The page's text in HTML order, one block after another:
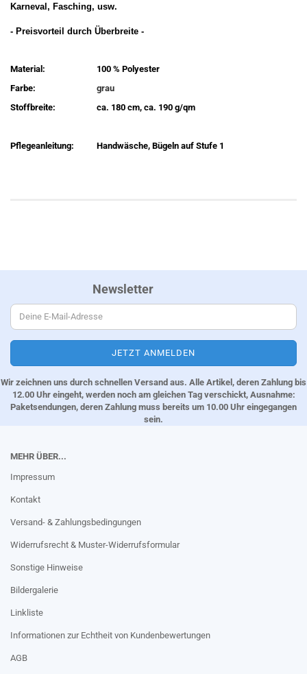
Karneval, Fasching, usw.
- Preisvorteil durch Überbreite -
Material:
100 % Polyester
Farbe:
grau
Stoffbreite:
ca. 180 cm, ca. 190 g/qm
Pflegeanleitung: Handwäsche, Bügeln auf Stufe 1
Newsletter
Wir zeichnen uns durch schnellen Versand aus. Alle Artikel, deren Zahlung bis
12.00 Uhr eingeht, werden noch am gleichen Tag verschickt, Ausnahme:
Paketsendungen, deren Zahlung muss bereits um 10.00 Uhr eingegangen
sein.
MEHR ÜBER...
Impressum
Kontakt
Versand- & Zahlungsbedingungen
Widerrufsrecht & Muster-Widerrufsformular
Sonstige Hinweise
Bildergalerie
Linkliste
Informationen zur Echtheit von Kundenbewertungen
AGB